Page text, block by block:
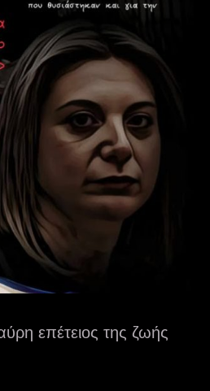
επέτειος της ζωής